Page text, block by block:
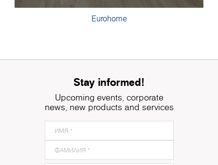
Eurohome
Stay informed!
Upcoming events, corporate
news, new products and services